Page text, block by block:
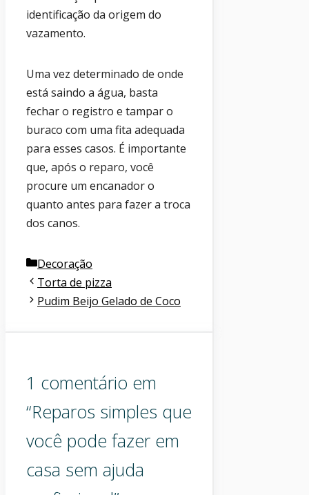
identificação da origem do
vazamento.
Uma vez determinado de onde
está saindo a água, basta
fechar o registro e tampar o
buraco com uma fita adequada
para esses casos. É importante
que, após o reparo, você
procure um encanador o
quanto antes para fazer a troca
dos canos.
Categorias
Decoração
Torta de pizza
Pudim Beijo Gelado de Coco
1 comentário em
“Reparos simples que
você pode fazer em
casa sem ajuda